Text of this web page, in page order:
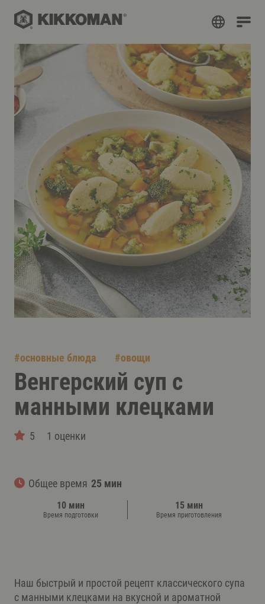
#основные блюда #овощи
Венгерский суп с
манными клецками
5 1 оценки
Общее время 25 мин
10 мин
Время подготовки
15 мин
Время приготовления
Наш быстрый и простой рецепт классического супа
с манными клецками на вкусной и ароматной